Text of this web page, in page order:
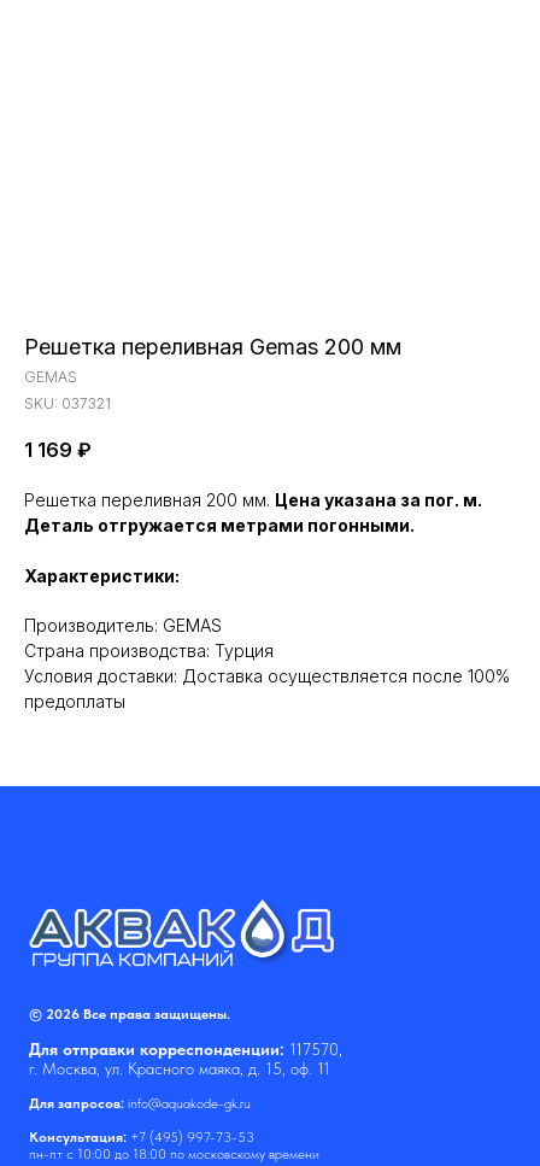
Решетка переливная Gemas 200 мм
GEMAS
SKU: 037321
1 169 ₽
Решетка переливная 200 мм. Цена указана за пог. м.
Деталь отгружается метрами погонными.
Характеристики:
Производитель: GEMAS
Cтрана производства: Турция
Условия доставки: Доставка осуществляется после 100%
предоплаты
© 2026 Все права защищены.
Для отправки корреспонденции: 117570,
г. Москва, ул. Красного маяка, д. 15, оф. 11
Для запросов: info@aquakode-gk.ru
Консультация: +7 (495) 997-73-53
пн-пт с 10:00 до 18:00 по московскому времени